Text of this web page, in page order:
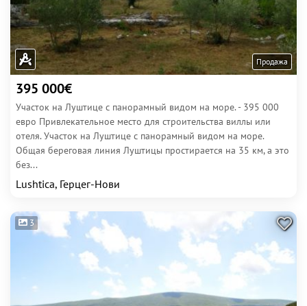
Продажа
395 000€
Участок на Луштице с панорамный видом на море. - 395 000
евро Привлекательное место для строительства виллы или
отеля. Участок на Луштице с панорамный видом на море.
Общая береговая линия Луштицы простирается на 35 км, а это
без...
Lushtica, Герцег-Нови
3